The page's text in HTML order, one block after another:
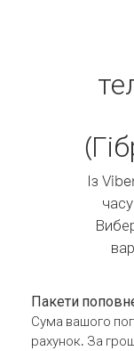
Із
Пакети
Сума вашого
рахунок. За